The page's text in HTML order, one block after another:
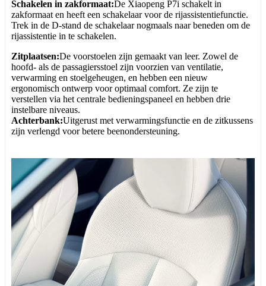
Schakelen in zakformaat:De Xiaopeng P7i schakelt in
zakformaat en heeft een schakelaar voor de rijassistentiefunctie.
Trek in de D-stand de schakelaar nogmaals naar beneden om de
rijassistentie in te schakelen.
Zitplaatsen:De voorstoelen zijn gemaakt van leer. Zowel de
hoofd- als de passagiersstoel zijn voorzien van ventilatie,
verwarming en stoelgeheugen, en hebben een nieuw
ergonomisch ontwerp voor optimaal comfort. Ze zijn te
verstellen via het centrale bedieningspaneel en hebben drie
instelbare niveaus.
Achterbank:Uitgerust met verwarmingsfunctie en de zitkussens
zijn verlengd voor betere beenondersteuning.